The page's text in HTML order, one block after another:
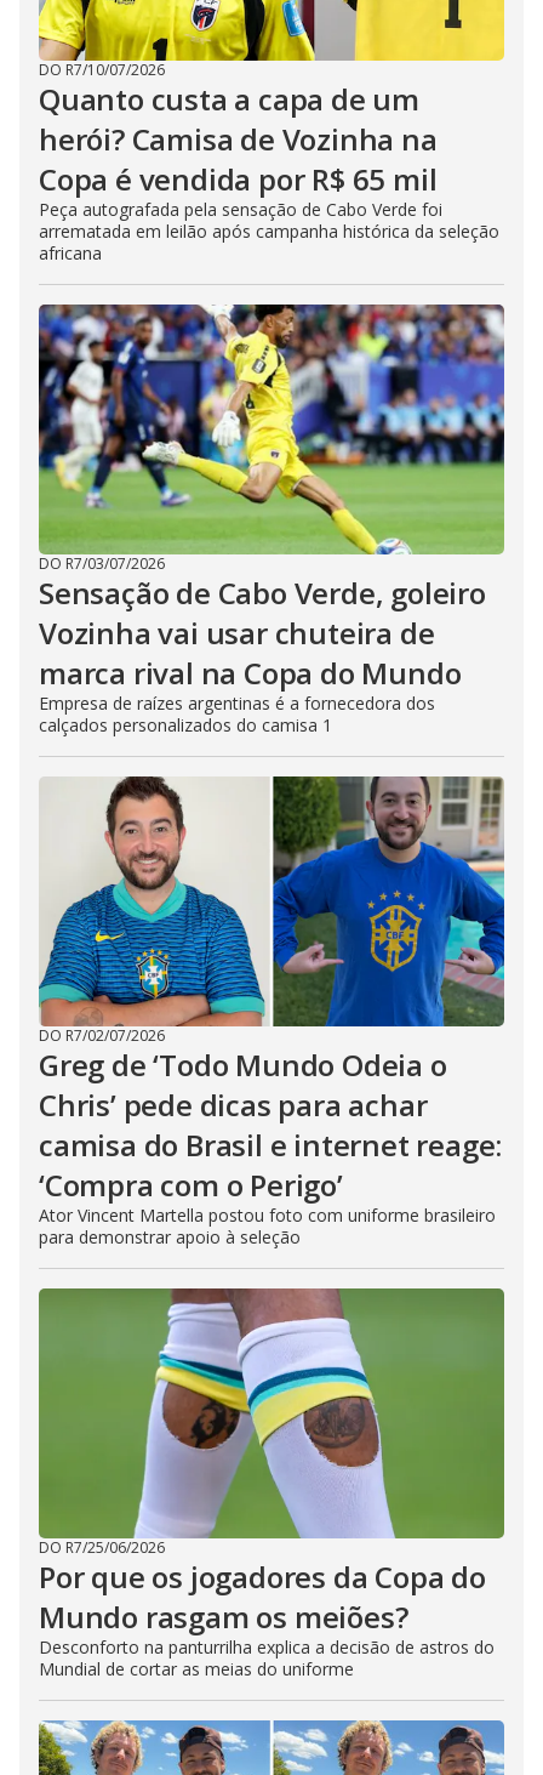
DO R7/10/07/2026
Quanto custa a capa de um
herói? Camisa de Vozinha na
Copa é vendida por R$ 65 mil
Peça autografada pela sensação de Cabo Verde foi
arrematada em leilão após campanha histórica da seleção
africana
DO R7/03/07/2026
Sensação de Cabo Verde, goleiro
Vozinha vai usar chuteira de
marca rival na Copa do Mundo
Empresa de raízes argentinas é a fornecedora dos
calçados personalizados do camisa 1
DO R7/02/07/2026
Greg de ‘Todo Mundo Odeia o
Chris’ pede dicas para achar
camisa do Brasil e internet reage:
‘Compra com o Perigo’
Ator Vincent Martella postou foto com uniforme brasileiro
para demonstrar apoio à seleção
DO R7/25/06/2026
Por que os jogadores da Copa do
Mundo rasgam os meiões?
Desconforto na panturrilha explica a decisão de astros do
Mundial de cortar as meias do uniforme